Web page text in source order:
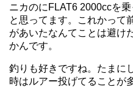
ニカのにFLAT6 2000ccを
と思ってます。これかって
があいたなんてことは避け
かんです。
釣りも好きですね。たまに
時はルアー投げてることが